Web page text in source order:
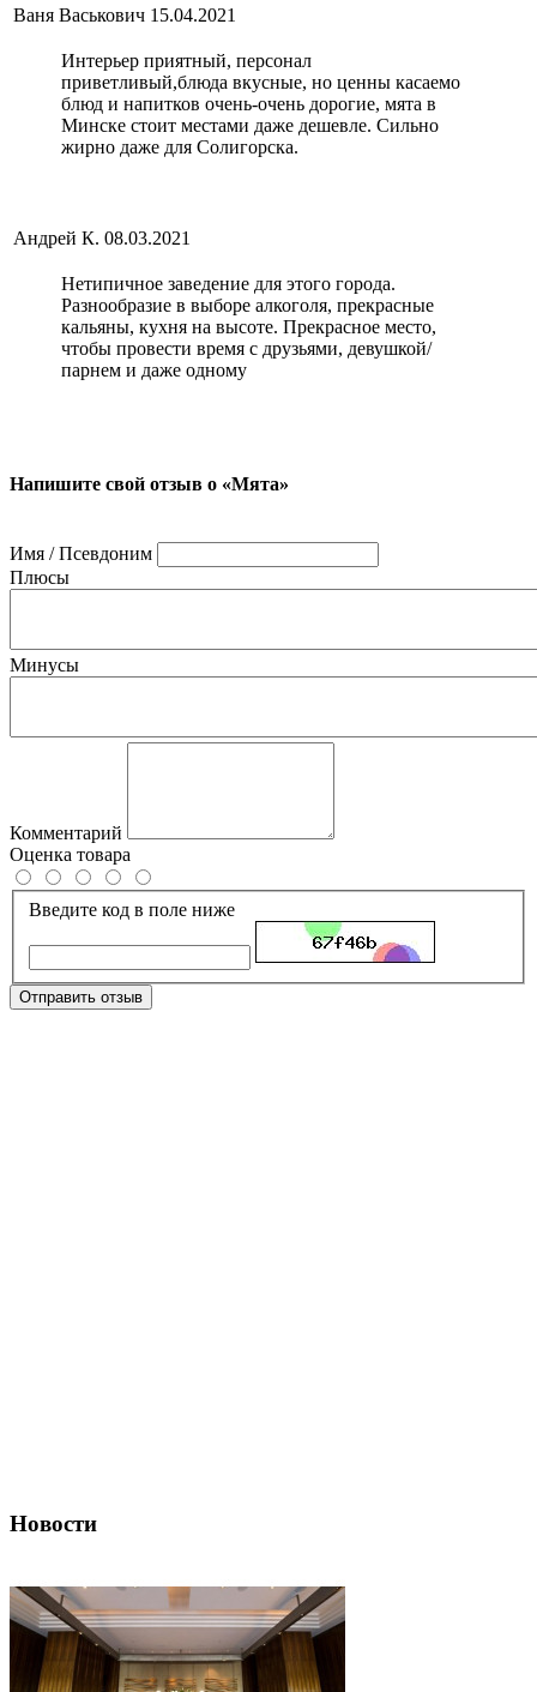
Ваня Васькович 15.04.2021
Интерьер приятный, персонал
приветливый,блюда вкусные, но ценны касаемо
блюд и напитков очень-очень дорогие, мята в
Минске стоит местами даже дешевле. Сильно
жирно даже для Солигорска.
Андрей К. 08.03.2021
Нетипичное заведение для этого города.
Разнообразие в выборе алкоголя, прекрасные
кальяны, кухня на высоте. Прекрасное место,
чтобы провести время с друзьями, девушкой/
парнем и даже одному
Напишите свой отзыв о «Мята»
Имя / Псевдоним
Плюсы
Минусы
Комментарий
Оценка товара
Введите код в поле ниже
Отправить отзыв
Новости